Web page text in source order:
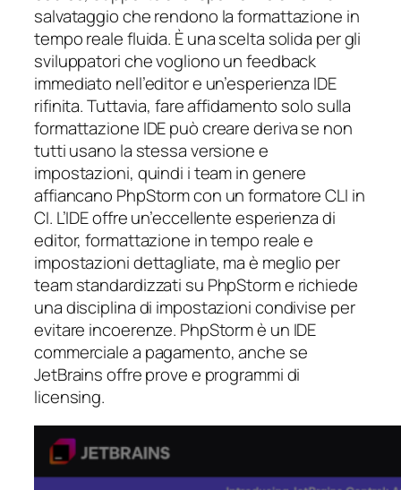
salvataggio che rendono la formattazione in
tempo reale fluida. È una scelta solida per gli
sviluppatori che vogliono un feedback
immediato nell’editor e un’esperienza IDE
rifinita. Tuttavia, fare affidamento solo sulla
formattazione IDE può creare deriva se non
tutti usano la stessa versione e
impostazioni, quindi i team in genere
affiancano PhpStorm con un formatore CLI in
CI. L’IDE offre un’eccellente esperienza di
editor, formattazione in tempo reale e
impostazioni dettagliate, ma è meglio per
team standardizzati su PhpStorm e richiede
una disciplina di impostazioni condivise per
evitare incoerenze. PhpStorm è un IDE
commerciale a pagamento, anche se
JetBrains offre prove e programmi di
licensing.